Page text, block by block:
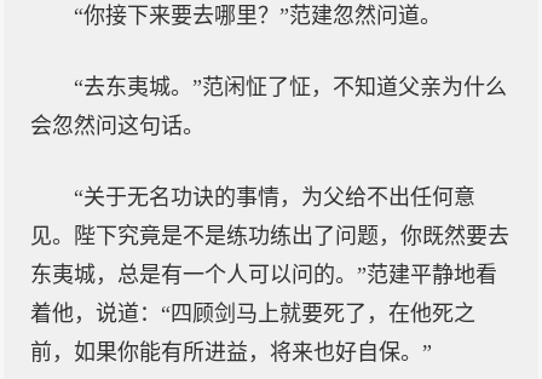
“你接下来要去哪里？”范建忽然问道。
“去东夷城。”范闲怔了怔，不知道父亲为什么
会忽然问这句话。
“关于无名功诀的事情，为父给不出任何意
见。陛下究竟是不是练功练出了问题，你既然要去
东夷城，总是有一个人可以问的。”范建平静地看
着他，说道：“四顾剑马上就要死了，在他死之
前，如果你能有所进益，将来也好自保。”